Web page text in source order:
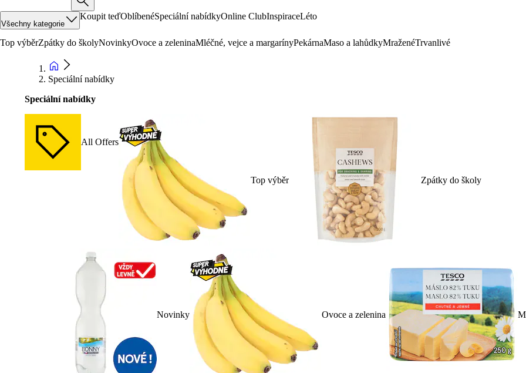
Všechny kategorie
Koupit teďOblíbenéSpeciální nabídkyOnline ClubInspiraceLéto
Top výběrZpátky do školyNovinkyOvoce a zeleninaMléčné, vejce a margarínyPekárnaMaso a lahůdkyMraženéTrvanlivé
Speciální nabídky
Speciální nabídky
All Offers
Top výběr Zpátky do školy
Novinky Ovoce a zelenina